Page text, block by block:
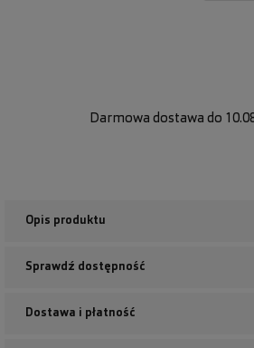
Darmowa dostawa do
Opis produktu
Sprawdź dostępność
Dostawa i płatność